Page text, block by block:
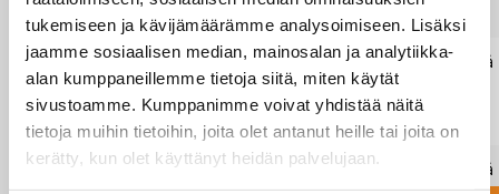
tukemiseen ja kävijämäärämme analysoimiseen. Lisäksi
jaamme sosiaalisen median, mainosalan ja analytiikka-
alan kumppaneillemme tietoja siitä, miten käytät
sivustoamme. Kumppanimme voivat yhdistää näitä
tietoja muihin tietoihin, joita olet antanut heille tai joita on
kerätty, kun olet käyttänyt heidän palvelujaan.
AW20-
15kg-
MR
15kg 5g
230×300
mm
Kyllä
AW20-
30kg 10g
230×300
Kyllä